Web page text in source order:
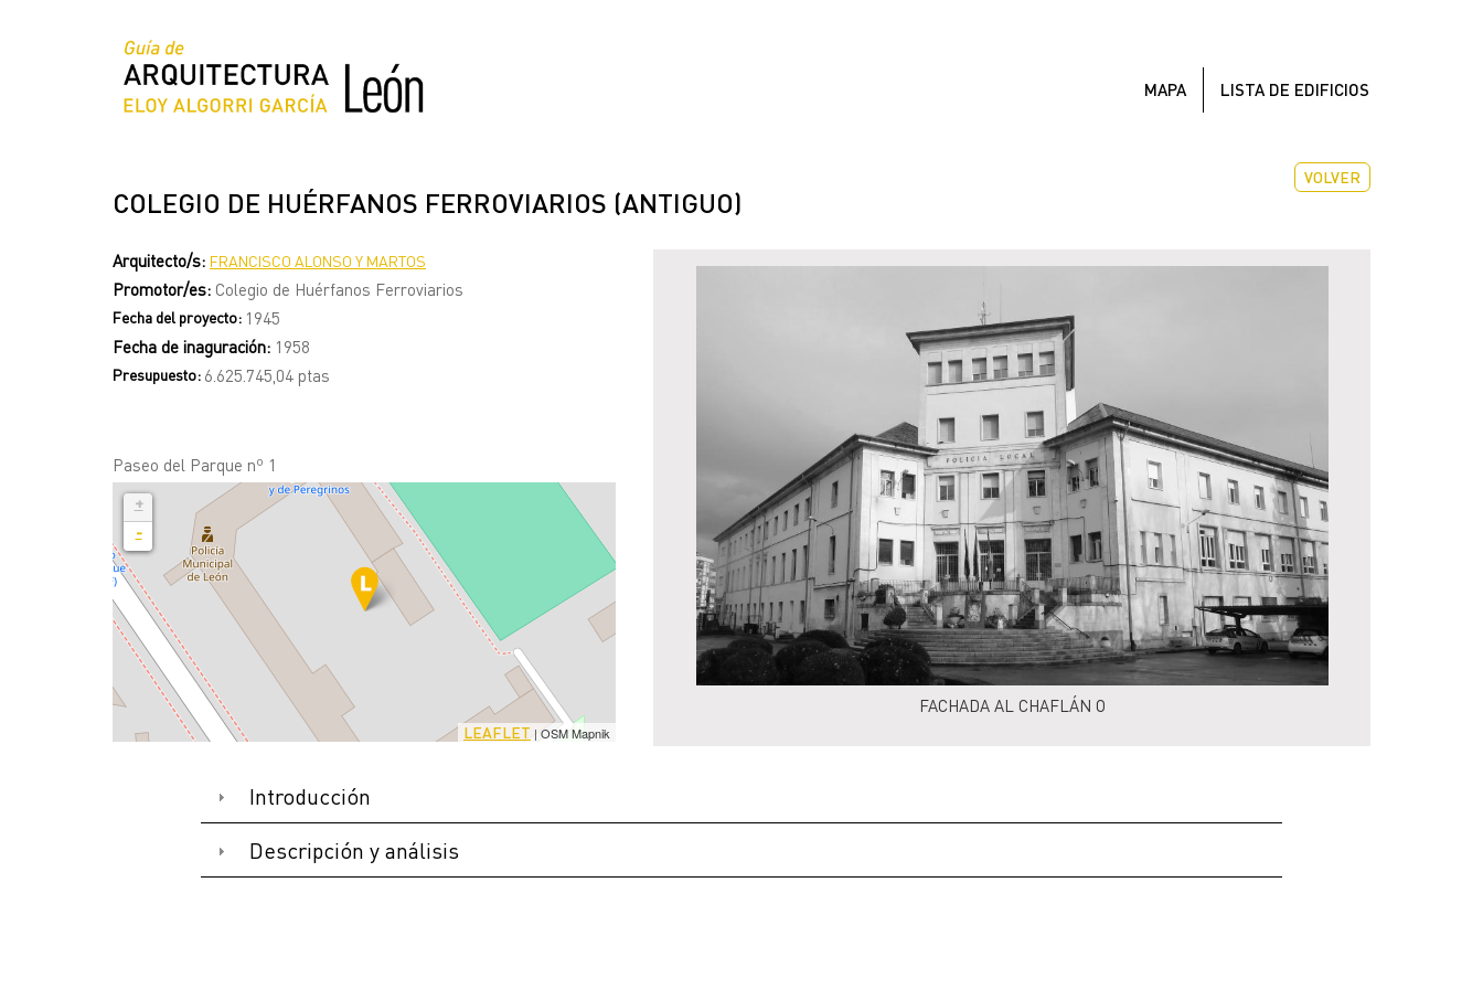
MAPA LISTA DE EDIFICIOS
VOLVER
COLEGIO DE HUÉRFANOS FERROVIARIOS (ANTIGUO)
Arquitecto/s: FRANCISCO ALONSO Y MARTOS
Promotor/es: Colegio de Huérfanos Ferroviarios
Fecha del proyecto: 1945
Fecha de inaguración: 1958
Presupuesto: 6.625.745,04 ptas
Paseo del Parque nº 1
+
-
LEAFLET | OSM Mapnik
FACHADA AL CHAFLÁN O
Introducción
Descripción y análisis